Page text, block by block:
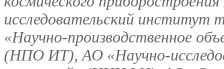
исследовательский
«Научно-производственное
(НПО ИТ), АО «Научно-